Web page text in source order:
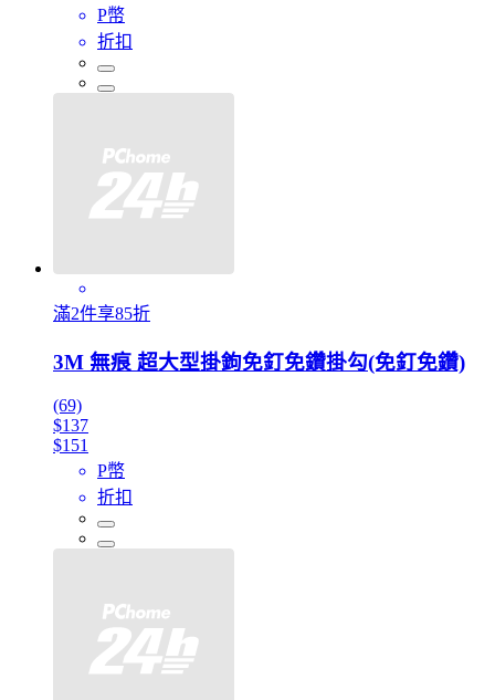
P幣
折扣
滿2件享85折
3M 無痕 超大型掛鉤免釘免鑽掛勾(免釘免鑽)
(69)
$137
$151
P幣
折扣